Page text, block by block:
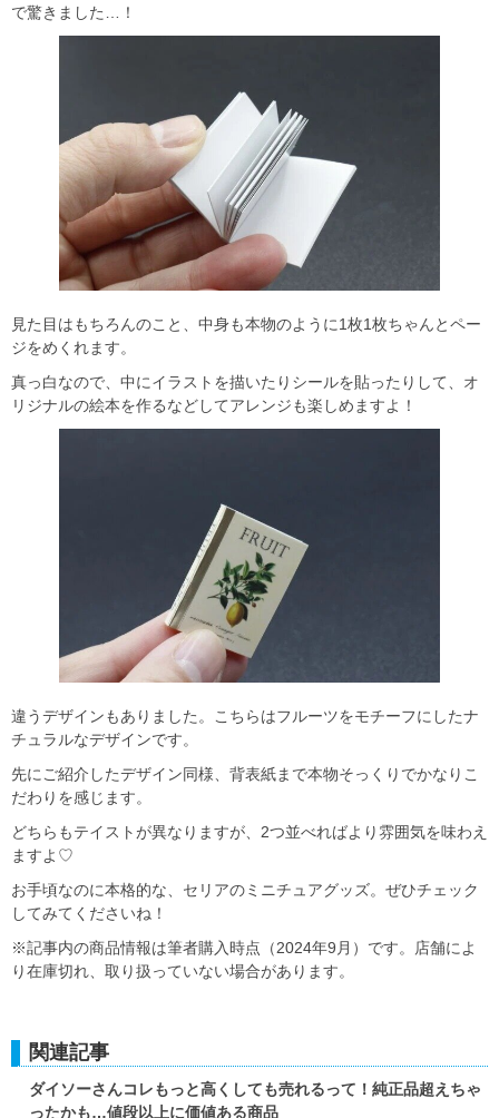
で驚きました…！
見た目はもちろんのこと、中身も本物のように1枚1枚ちゃんとペー
ジをめくれます。
真っ白なので、中にイラストを描いたりシールを貼ったりして、オ
リジナルの絵本を作るなどしてアレンジも楽しめますよ！
違うデザインもありました。こちらはフルーツをモチーフにしたナ
チュラルなデザインです。
先にご紹介したデザイン同様、背表紙まで本物そっくりでかなりこ
だわりを感じます。
どちらもテイストが異なりますが、2つ並べればより雰囲気を味わえ
ますよ♡
お手頃なのに本格的な、セリアのミニチュアグッズ。ぜひチェック
してみてくださいね！
※記事内の商品情報は筆者購入時点（2024年9月）です。店舗によ
り在庫切れ、取り扱っていない場合があります。
関連記事
ダイソーさんコレもっと高くしても売れるって！純正品超えちゃ
ったかも…値段以上に価値ある商品